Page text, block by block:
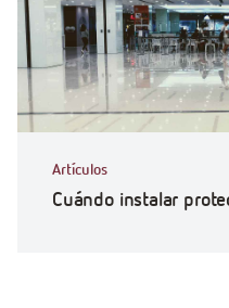
Artículos
Cuándo instalar